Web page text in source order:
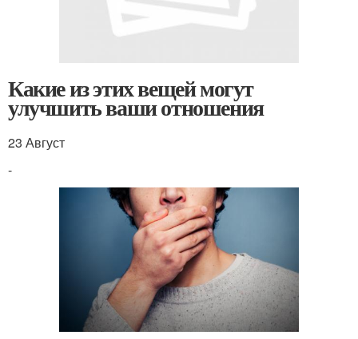
Какие из этих вещей могут
улучшить ваши отношения
23 Август
-